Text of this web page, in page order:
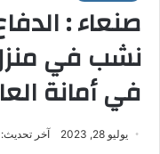
صنعاء :
نشب في
في أمانة
يوليو 28, 2023 آخر تحديث: يوليو